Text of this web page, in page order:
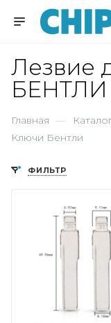
Лезвие
БЕНТЛИ
Главная —
Ключи Бентли
ФИЛЬТР